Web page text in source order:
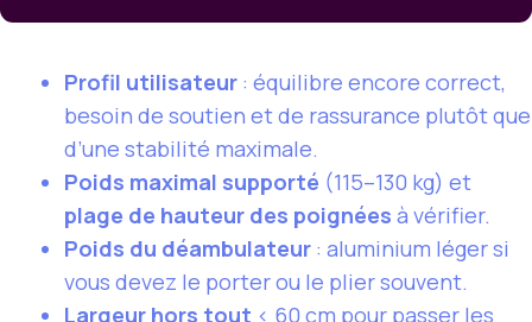
Profil utilisateur : équilibre encore correct,
besoin de soutien et de rassurance plutôt que
d’une stabilité maximale.
Poids maximal supporté (115–130 kg) et
plage de hauteur des poignées à vérifier.
Poids du déambulateur : aluminium léger si
vous devez le porter ou le plier souvent.
Largeur hors tout < 60 cm pour passer les